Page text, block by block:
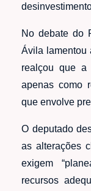
No debate do
Ávila lamentou
realçou que a
apenas como
que envolve
O deputado
as alterações
exigem
recursos